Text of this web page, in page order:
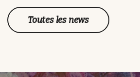
Toutes les news